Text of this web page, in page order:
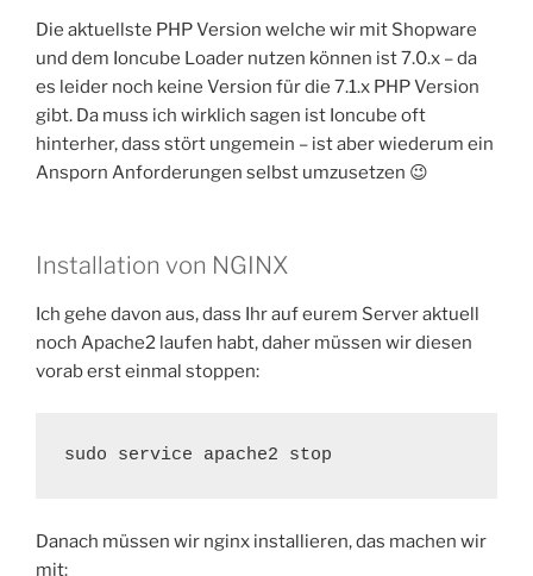
Die aktuellste PHP Version welche wir mit Shopware
und dem Ioncube Loader nutzen können ist 7.0.x – da
es leider noch keine Version für die 7.1.x PHP Version
gibt. Da muss ich wirklich sagen ist Ioncube oft
hinterher, dass stört ungemein – ist aber wiederum ein
Ansporn Anforderungen selbst umzusetzen 😉
Installation von NGINX
Ich gehe davon aus, dass Ihr auf eurem Server aktuell
noch Apache2 laufen habt, daher müssen wir diesen
vorab erst einmal stoppen:
sudo service apache2 stop
Danach müssen wir nginx installieren, das machen wir
mit: